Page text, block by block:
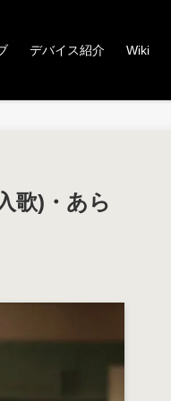
デバイス紹介 Wiki
歌)・あら